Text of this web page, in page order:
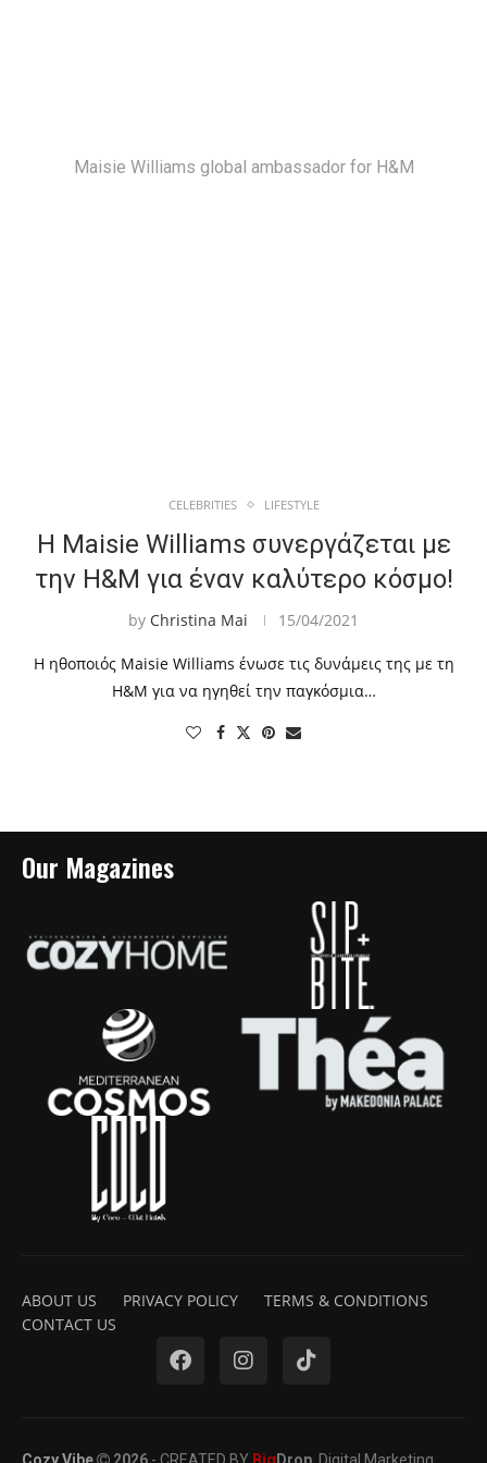
Maisie Williams global ambassador for H&M
CELEBRITIES LIFESTYLE
Η Maisie Williams συνεργάζεται με
την H&M για έναν καλύτερο κόσμο!
by Christina Mai 15/04/2021
Η ηθοποιός Maisie Williams ένωσε τις δυνάμεις της με τη
H&M για να ηγηθεί την παγκόσμια…
Our Magazines
ABOUT US PRIVACY POLICY
TERMS & CONDITIONS
CONTACT US